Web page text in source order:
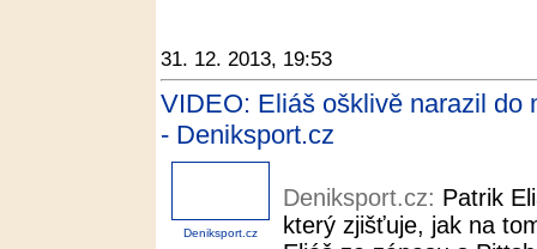
31. 12. 2013, 19:53
VIDEO: Eliáš ošklivě narazil do
- Deniksport.cz
Deniksport.cz
Deniksport.cz: Patrik
který zjišťuje, jak na